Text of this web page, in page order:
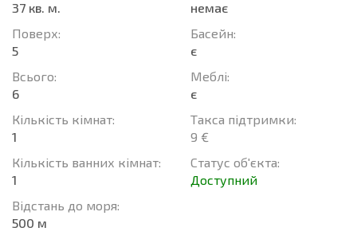
37 кв. м.
Поверх:
5
Всього:
6
Кількість кімнат:
1
Кількість ванних кімнат:
1
Відстань до моря:
500 м
немає
Баcейн:
є
Меблі:
є
Такса підтримки:
9 €
Статус об'єкта:
Доступний